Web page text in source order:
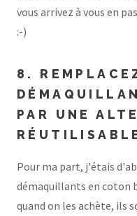
vous arrivez à vous en
:-)
8.
PAR UNE
Pour ma part, j'étais
démaquillants en coton
quand on les achète, ils